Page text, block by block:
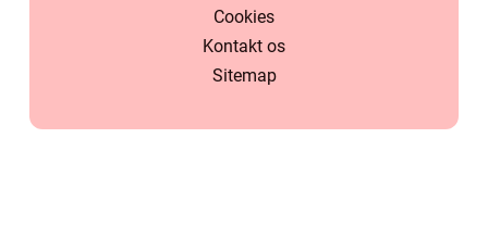
Cookies
Kontakt os
Sitemap